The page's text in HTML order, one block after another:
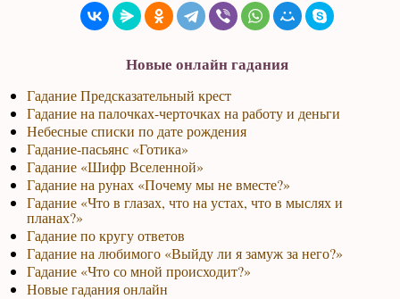
Новые онлайн гадания
Гадание Предсказательный крест
Гадание на палочках-черточках на работу и деньги
Небесные списки по дате рождения
Гадание-пасьянс «Готика»
Гадание «Шифр Вселенной»
Гадание на рунах «Почему мы не вместе?»
Гадание «Что в глазах, что на устах, что в мыслях и
планах?»
Гадание по кругу ответов
Гадание на любимого «Выйду ли я замуж за него?»
Гадание «Что со мной происходит?»
Новые гадания онлайн